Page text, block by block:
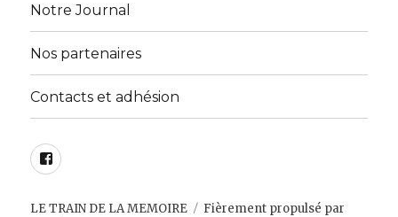
Notre Journal
Nos partenaires
Contacts et adhésion
Facebook
LE TRAIN DE LA MEMOIRE
Fièrement propulsé par